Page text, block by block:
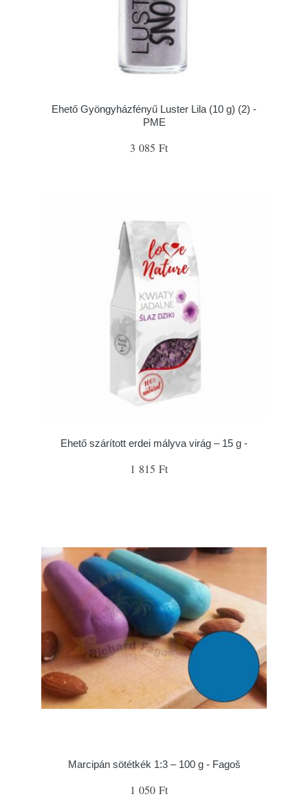
Ehető Gyöngyházfényű Luster Lila (10 g) (2) -
PME
3 085 Ft
Ehető szárított erdei mályva virág – 15 g -
1 815 Ft
Marcipán sötétkék 1:3 – 100 g - Fagoš
1 050 Ft